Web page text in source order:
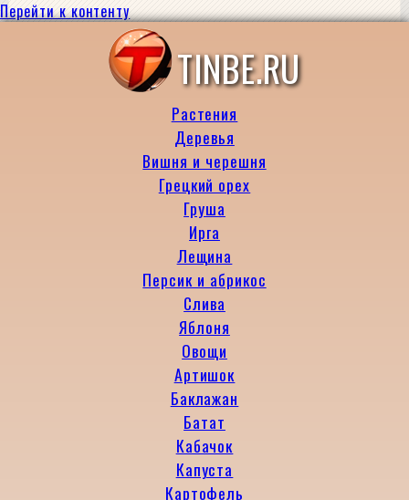
Перейти к контенту
TINBE.RU
Растения
Деревья
Вишня и черешня
Грецкий орех
Груша
Ирга
Лещина
Персик и абрикос
Слива
Яблоня
Овощи
Артишок
Баклажан
Батат
Кабачок
Капуста
Картофель